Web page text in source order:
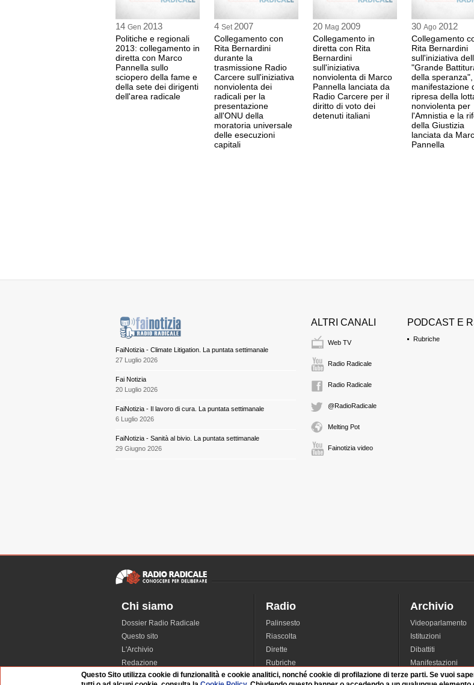
14 Gen 2013
Politiche e regionali
2013: collegamento in
diretta con Marco
Pannella sullo
sciopero della fame e
della sete dei dirigenti
dell'area radicale
4 Set 2007
Collegamento con
Rita Bernardini
durante la
trasmissione Radio
Carcere sull'iniziativa
nonviolenta dei
radicali per la
presentazione
all'ONU della
moratoria universale
delle esecuzioni
capitali
20 Mag 2009
Collegamento in
diretta con Rita
Bernardini
sull'iniziativa
nonviolenta di Marco
Pannella lanciata da
Radio Carcere per il
diritto di voto dei
detenuti italiani
30 Ago 2012
Collegamento
Rita Bernardini
sull'iniziativa
"Grande
della speranza",
manifestazione
ripresa della
nonviolenta per
l'Amnistia e la
della Giustizia
lanciata da
Pannella
FaiNotizia - Climate Litigation. La puntata settimanale
27 Luglio 2026
Fai Notizia
20 Luglio 2026
FaiNotizia - Il lavoro di cura. La puntata settimanale
6 Luglio 2026
FaiNotizia - Sanità al bivio. La puntata settimanale
29 Giugno 2026
ALTRI CANALI
Web TV
Radio Radicale
Radio Radicale
@RadioRadicale
Melting Pot
Fainotizia video
PODCAST E
Rubriche
Chi siamo
Dossier Radio Radicale
Questo sito
L'Archivio
Redazione
La musica da Requiem
Radio
Palinsesto
Riascolta
Dirette
Rubriche
Interviste
Archivio
Videoparlamento
Istituzioni
Dibattiti
Manifestazioni
Radicali
Questo Sito utilizza cookie di funzionalità e cookie analitici, nonché cookie di profilazione di terze parti. Se vuoi